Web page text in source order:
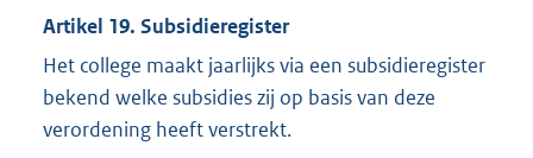
Artikel 19. Subsidieregister
Het college maakt jaarlijks via een subsidieregister
bekend welke subsidies zij op basis van deze
verordening heeft verstrekt.